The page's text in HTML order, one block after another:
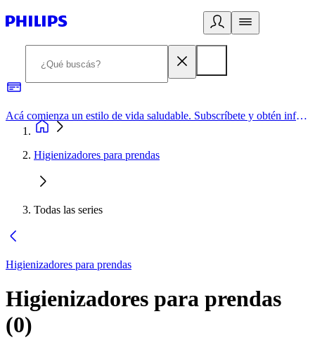
Acá comienza un estilo de vida saludable. Subscríbete y obtén información de primera mano
Higienizadores para prendas
Todas las series
Higienizadores para prendas
Higienizadores para prendas
(0)